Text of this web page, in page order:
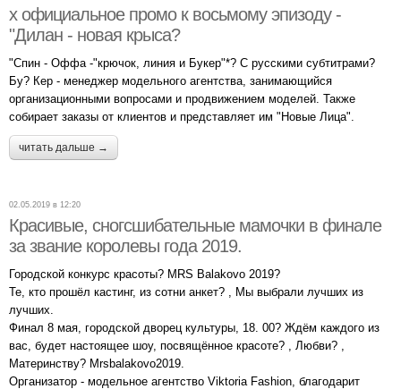
x официальное промо к восьмому эпизоду -
"Дилан - новая крыса?
"Спин - Оффа -"крючок, линия и Букер"*? С русскими субтитрами?
Бу? Кер - менеджер модельного агентства, занимающийся
организационными вопросами и продвижением моделей. Также
собирает заказы от клиентов и представляет им "Новые Лица".
читать дальше →
02.05.2019 в 12:20
Красивые, сногсшибательные мамочки в финале
за звание королевы года 2019.
Городской конкурс красоты? MRS Balakovo 2019?
Те, кто прошёл кастинг, из сотни анкет? , Мы выбрали лучших из
лучших.
Финал 8 мая, городской дворец культуры, 18. 00? Ждём каждого из
вас, будет настоящее шоу, посвящённое красоте? , Любви? ,
Материнству? Mrsbalakovo2019.
Организатор - модельное агентство Viktoria Fashion, благодарит